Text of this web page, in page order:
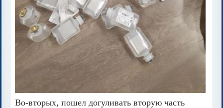
Во-вторых, пошел догуливать вторую часть